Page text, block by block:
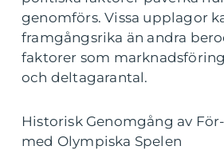
genomförs. Vissa upplagor
framgångsrika än andra
faktorer som
och deltagarantal.
Historisk Genomgång av
med Olympiska Spelen